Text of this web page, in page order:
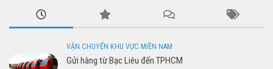
VẬN CHUYỂN KHU VỰC MIỀN NAM
Gửi hàng từ Bạc Liêu đến TPHCM